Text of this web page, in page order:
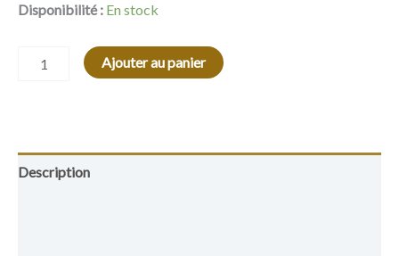
Disponibilité : En stock
Ajouter au panier
Description